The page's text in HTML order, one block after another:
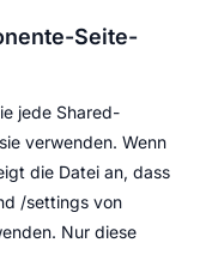
Seite-
jede Shared-
verwenden. Wenn
die Datei an, dass
/settings von
Nur diese